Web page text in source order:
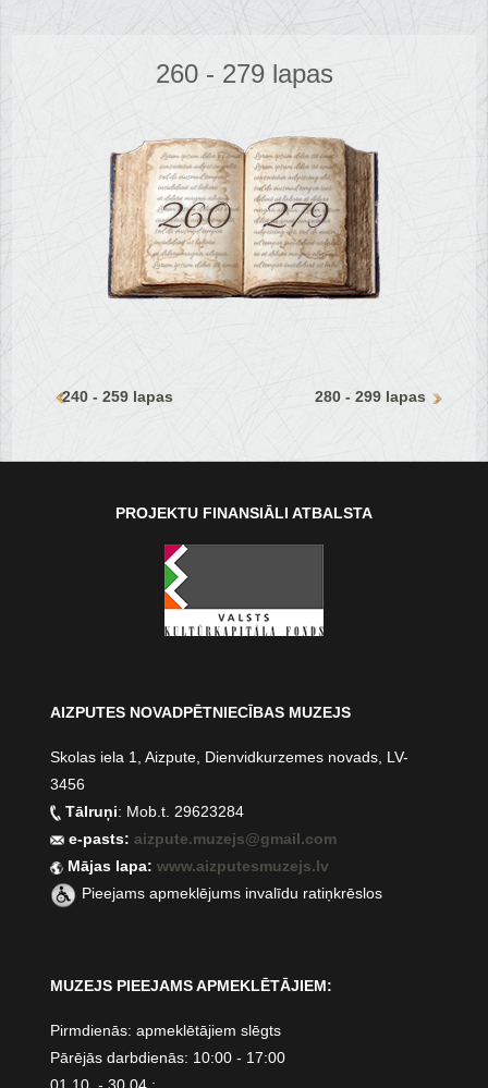
260 - 279 lapas
240 - 259 lapas 280 - 299 lapas
PROJEKTU FINANSIĀLI ATBALSTA
AIZPUTES NOVADPĒTNIECĪBAS MUZEJS
Skolas iela 1, Aizpute, Dienvidkurzemes novads, LV-
3456
Tālruņi: Mob.t. 29623284
e-pasts:aizpute.muzejs@gmail.com
Mājas lapa:www.aizputesmuzejs.lv
Pieejams apmeklējums invalīdu ratiņkrēslos
MUZEJS PIEEJAMS APMEKLĒTĀJIEM:
Pirmdienās: apmeklētājiem slēgts
Pārējās darbdienās: 10:00 - 17:00
01.10. - 30.04.: